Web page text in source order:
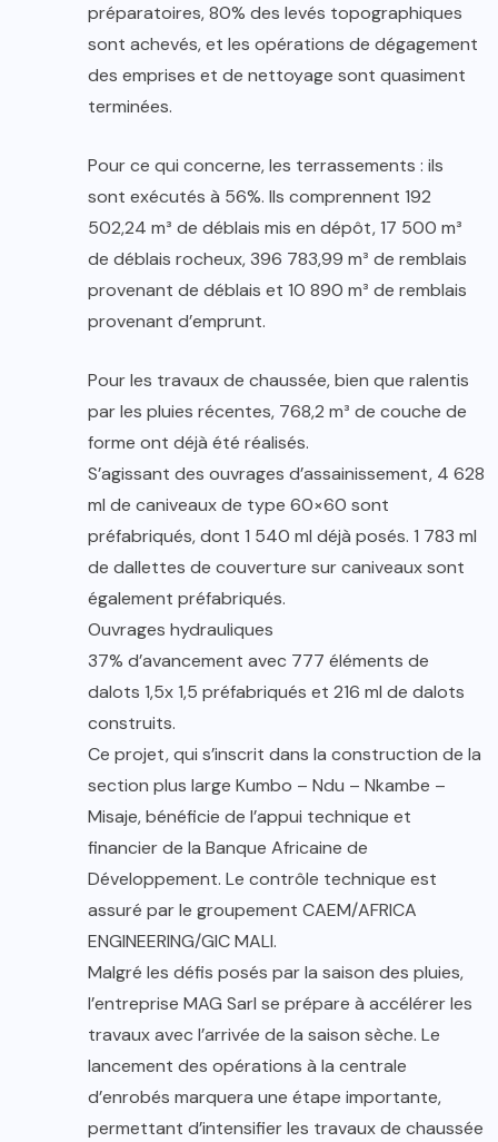
préparatoires, 80% des levés topographiques
sont achevés, et les opérations de dégagement
des emprises et de nettoyage sont quasiment
terminées.
Pour ce qui concerne, les terrassements : ils
sont exécutés à 56%. Ils comprennent 192
502,24 m³ de déblais mis en dépôt, 17 500 m³
de déblais rocheux, 396 783,99 m³ de remblais
provenant de déblais et 10 890 m³ de remblais
provenant d’emprunt.
Pour les travaux de chaussée, bien que ralentis
par les pluies récentes, 768,2 m³ de couche de
forme ont déjà été réalisés.
S’agissant des ouvrages d’assainissement, 4 628
ml de caniveaux de type 60×60 sont
préfabriqués, dont 1 540 ml déjà posés. 1 783 ml
de dallettes de couverture sur caniveaux sont
également préfabriqués.
Ouvrages hydrauliques
37% d’avancement avec 777 éléments de
dalots 1,5x 1,5 préfabriqués et 216 ml de dalots
construits.
Ce projet, qui s’inscrit dans la construction de la
section plus large Kumbo – Ndu – Nkambe –
Misaje, bénéficie de l’appui technique et
financier de la Banque Africaine de
Développement. Le contrôle technique est
assuré par le groupement CAEM/AFRICA
ENGINEERING/GIC MALI.
Malgré les défis posés par la saison des pluies,
l’entreprise MAG Sarl se prépare à accélérer les
travaux avec l’arrivée de la saison sèche. Le
lancement des opérations à la centrale
d’enrobés marquera une étape importante,
permettant d’intensifier les travaux de chaussée